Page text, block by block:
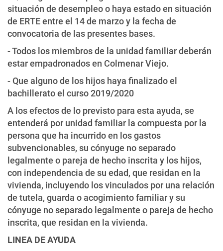
situación de desempleo o haya estado en situación
de ERTE entre el 14 de marzo y la fecha de
convocatoria de las presentes bases.
- Todos los miembros de la unidad familiar deberán
estar empadronados en Colmenar Viejo.
- Que alguno de los hijos haya finalizado el
bachillerato el curso 2019/2020
A los efectos de lo previsto para esta ayuda, se
entenderá por unidad familiar la compuesta por la
persona que ha incurrido en los gastos
subvencionables, su cónyuge no separado
legalmente o pareja de hecho inscrita y los hijos,
con independencia de su edad, que residan en la
vivienda, incluyendo los vinculados por una relación
de tutela, guarda o acogimiento familiar y su
cónyuge no separado legalmente o pareja de hecho
inscrita, que residan en la vivienda.
LINEA DE AYUDA